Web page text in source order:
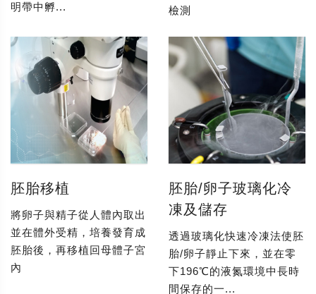
明帶中孵...
檢測
胚胎移植
將卵子與精子從人體內取出
並在體外受精，培養發育成
胚胎後，再移植回母體子宮
內
胚胎/卵子玻璃化冷
凍及儲存
透過玻璃化快速冷凍法使胚
胎/卵子靜止下來，並在零
下196℃的液氮環境中長時
間保存的一...